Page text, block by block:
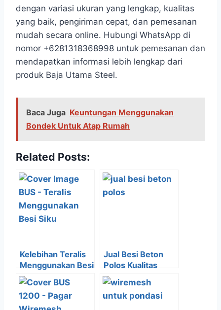
dengan variasi ukuran yang lengkap, kualitas
yang baik, pengiriman cepat, dan pemesanan
mudah secara online. Hubungi WhatsApp di
nomor +6281318368998 untuk pemesanan dan
mendapatkan informasi lebih lengkap dari
produk Baja Utama Steel.
Baca Juga Keuntungan Menggunakan
Bondek Untuk Atap Rumah
Related Posts:
Kelebihan Teralis
Menggunakan Besi
Siku Pada Jendela
Rumah Minimalis
Jual Besi Beton
Polos Kualitas
Terjamin Mutu
Tinggi